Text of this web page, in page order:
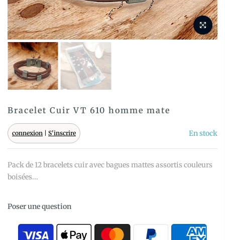
Bracelet Cuir VT 610 homme mate
connexion S'inscrire En stock
Pack de 12 bracelets cuir avec bagues mattes assortis couleurs
boisées...
Poser une question